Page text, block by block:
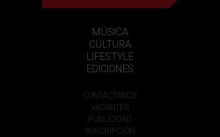
MÚSICA
CULTURA
LIFESTYLE
EDICIONES
CONTÁCTANOS
VACANTES
PUBLICIDAD
SUSCRIPCIÓN